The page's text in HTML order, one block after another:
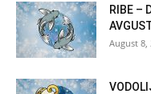
RIBE –
August 8,